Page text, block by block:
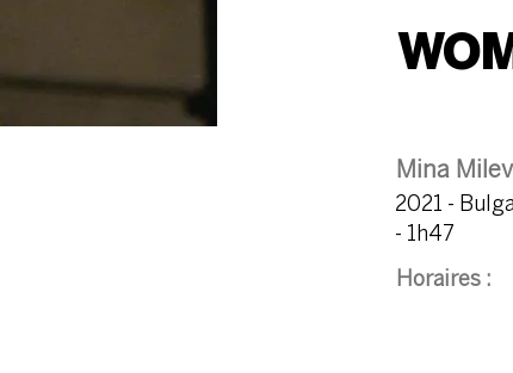
Mina
2021 -
- 1h47
Horaires :